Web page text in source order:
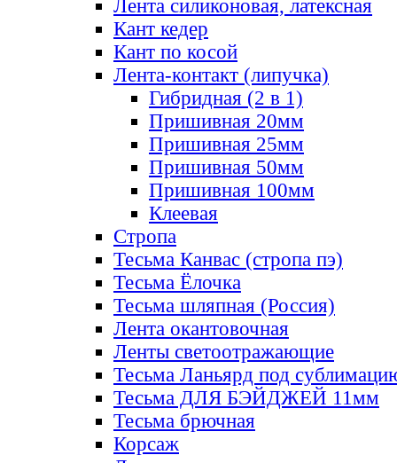
Лента силиконовая, латексная
Кант кедер
Кант по косой
Лента-контакт (липучка)
Гибридная (2 в 1)
Пришивная 20мм
Пришивная 25мм
Пришивная 50мм
Пришивная 100мм
Клеевая
Стропа
Тесьма Канвас (стропа пэ)
Тесьма Ёлочка
Тесьма шляпная (Россия)
Лента окантовочная
Ленты светоотражающие
Тесьма Ланьярд под
Тесьма ДЛЯ БЭЙДЖЕЙ 11мм
Тесьма брючная
Корсаж